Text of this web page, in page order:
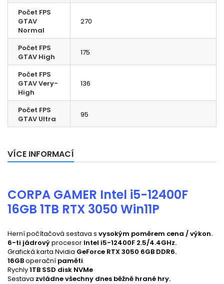
Počet FPS
GTAV
Normal
270
Počet FPS
GTAV High
175
Počet FPS
GTAV Very-
High
136
Počet FPS
GTAV Ultra
95
VÍCE INFORMACÍ
CORPA GAMER Intel i5-12400F
16GB 1TB RTX 3050 Win11P
Herní počítačová sestava s vysokým poměrem cena / výkon.
6-ti jádrovýprocesor Intel i5-12400F 2.5/4.4GHz.
Grafická karta Nvidia GeForce RTX 3050 6GB DDR6.
16GBoperační paměti.
Rychly1TB SSD disk NVMe
Sestava zvládne všechny dnes běžně hrané hry.